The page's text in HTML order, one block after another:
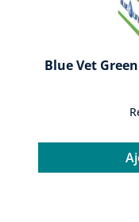
Blue Vet